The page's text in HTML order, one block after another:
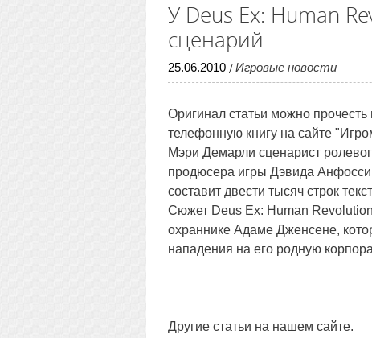
У Deus Ex: Human
сценарий
25.06.2010 / Игровые новости
Оригинал статьи можно
телефонную книгу на сайте
Мэри Демарли сценарист
продюсера игры Дэвида
составит двести тысяч строк
Сюжет Deus Ex: Human
охраннике Адаме Дженсене,
нападения на его родную
Другие статьи на нашем сайте.